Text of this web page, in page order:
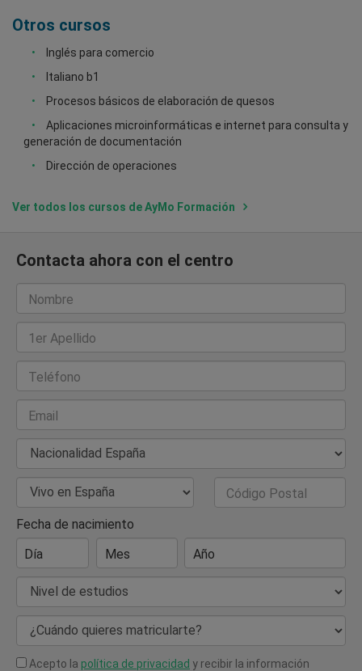
Otros cursos
Inglés para comercio
Italiano b1
Procesos básicos de elaboración de quesos
Aplicaciones microinformáticas e internet para consulta y
generación de documentación
Dirección de operaciones
Ver todos los cursos de AyMo Formación
Contacta ahora con el centro
Nombre
1er Apellido
Teléfono
Email
Nacionalidad
País de Residencia
Código Postal
Fecha de nacimiento
Día
Mes Año
Nivel de estudios
¿Cuándo quieres matricularte?
Acepto la política de privacidad y recibir la información